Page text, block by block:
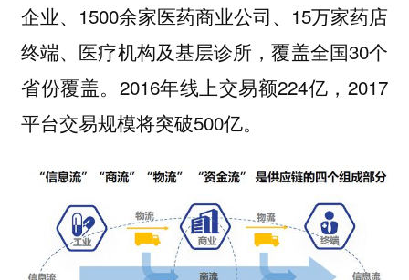
企业、1500余家医药商业公司、15万家药店
终端、医疗机构及基层诊所，覆盖全国30个
省份覆盖。2016年线上交易额224亿，2017
平台交易规模将突破500亿。